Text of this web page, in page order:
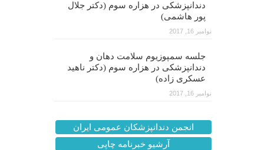
دندانپزشکی در هزاره سوم (دکتر جلال
پور هاشمی)
نوامبر 16, 2017
جلسه سمپوزیوم سلامت دهان و
دندانپزشکی در هزاره سوم (دکتر ناهید
عسکری زاده)
نوامبر 16, 2017
انجمن دندانپزشکان عمومی ایران
آرشیو خبرنامه چاپی